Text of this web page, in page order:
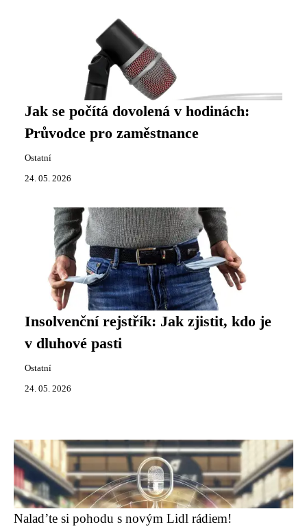
Jak se počítá dovolená v hodinách:
Průvodce pro zaměstnance
Ostatní
24. 05. 2026
Insolvenční rejstřík: Jak zjistit, kdo je
v dluhové pasti
Ostatní
24. 05. 2026
Nalad’te si pohodu s novým Lidl rádiem!